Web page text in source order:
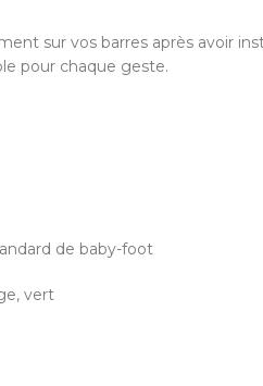
sur vos barres après avoir
pour chaque geste.
de baby-foot
vert